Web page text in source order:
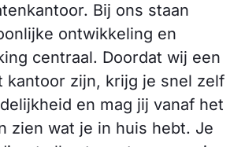
Bij ons staan
ontwikkeling en
centraal. Doordat wij een
kantoor zijn, krijg je snel zelf
en mag jij vanaf het
zien wat je in huis hebt. Je